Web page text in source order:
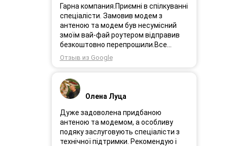
турботу. Дякую. Рекомендую .
Гарна компания.Приємні в спілкуванні
спеціалісти. Замовив модем з
антеною та модем був несумісний
змоїм вай-фай роутером відправив
безкоштовно перепрошили.Все
працює.
Отзыв из Google
Олена Луца
Дуже задоволена придбаною
антеною та модемом, а особливу
подяку заслуговують спеціалісти з
технічної підтримки. Рекомендую і